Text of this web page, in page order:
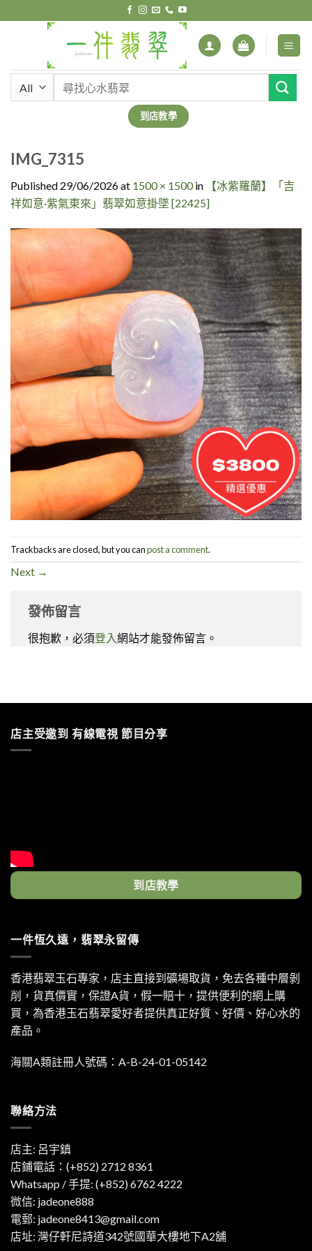
to
到店教學
IMG_7315
Published 29/06/2026at 1500 × 1500in
【冰紫羅蘭】「吉
祥如意·紫氣東來」翡翠如意掛墜 [22425]
Trackbacks are closed, but you canpost a comment.
Next →
發佈留言
很抱歉，必須登入網站才能發佈留言。
店主受邀到 有線電視 節目分享
到店教學
一件恆久遠，翡翠永留傳
香港翡翠玉石專家，店主直接到礦場取貨，免去各種中層剝
削，貨真價實，保證A貨，假一賠十，提供便利的網上購
買，為香港玉石翡翠愛好者提供真正好質、好價、好心水的
產品。
海關A類註冊人號碼：A-B-24-01-05142
聯絡方法
店主: 呂宇鎮
店鋪電話：(+852) 2712 8361
Whatsapp / 手提: (+852) 6762 4222
微信: jadeone888
電郵: jadeone8413@gmail.com
店址: 灣仔軒尼詩道342號國華大樓地下A2舖